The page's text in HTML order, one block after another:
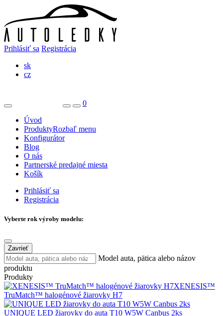
Prihlásiť sa Registrácia
sk
cz
0
Úvod
ProduktyRozbaľ menu
Konfigurátor
Blog
O nás
Partnerské predajné miesta
Košík
Prihlásiť sa
Registrácia
Vyberte rok výroby modelu:
Zavrieť
Model auta, pätica alebo názov
produktu
Produkty
XENESIS™
TruMatch™ halogénové žiarovky H7
UNIQUE LED žiarovky do auta T10 W5W Canbus 2ks